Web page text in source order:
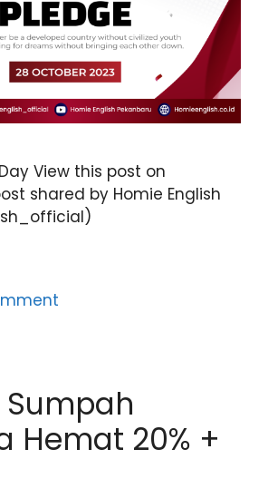
View this post on
shared by Homie English
Hemat 20% +